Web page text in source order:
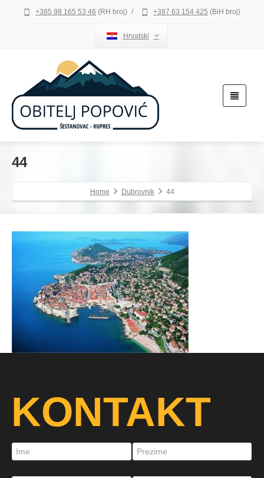
+385 98 165 53 46 (RH broj) / +387 63 154 425 (BiH broj)
Hrvatski
44
Home Dubrovnik 44
KONTAKT